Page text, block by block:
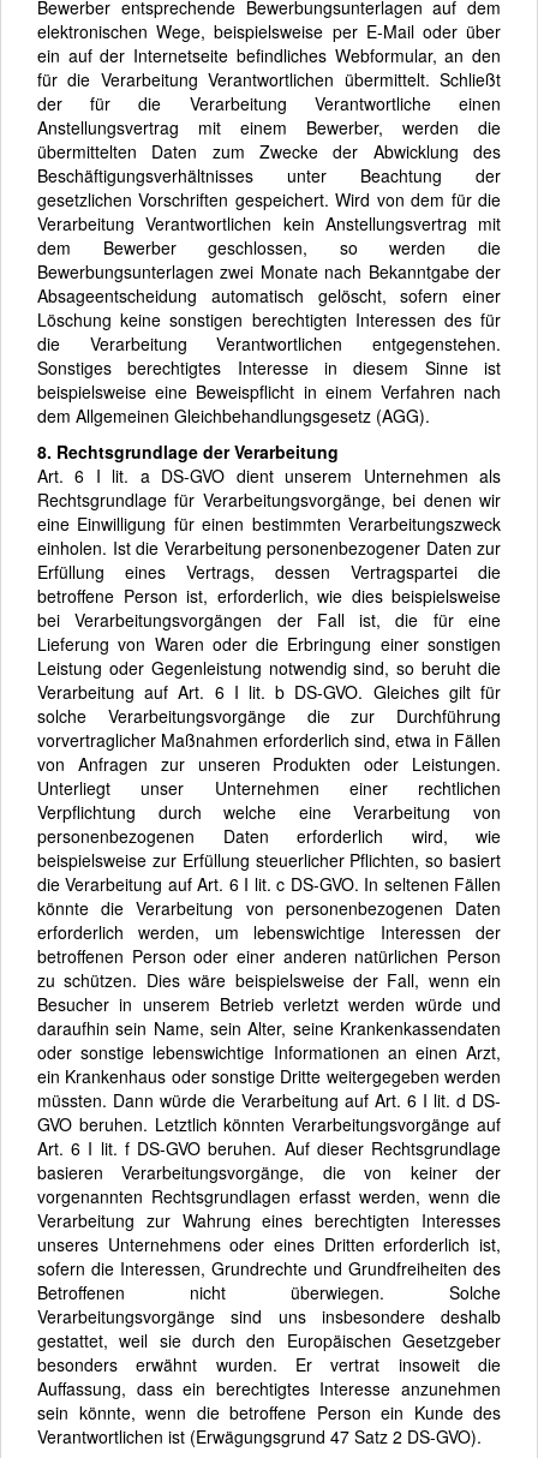
Bewerber entsprechende Bewerbungsunterlagen auf dem
elektronischen Wege, beispielsweise per E-Mail oder über
ein auf der Internetseite befindliches Webformular, an den
für die Verarbeitung Verantwortlichen übermittelt. Schließt
der für die Verarbeitung Verantwortliche einen
Anstellungsvertrag mit einem Bewerber, werden die
übermittelten Daten zum Zwecke der Abwicklung des
Beschäftigungsverhältnisses unter Beachtung der
gesetzlichen Vorschriften gespeichert. Wird von dem für die
Verarbeitung Verantwortlichen kein Anstellungsvertrag mit
dem Bewerber geschlossen, so werden die
Bewerbungsunterlagen zwei Monate nach Bekanntgabe der
Absageentscheidung automatisch gelöscht, sofern einer
Löschung keine sonstigen berechtigten Interessen des für
die Verarbeitung Verantwortlichen entgegenstehen.
Sonstiges berechtigtes Interesse in diesem Sinne ist
beispielsweise eine Beweispflicht in einem Verfahren nach
dem Allgemeinen Gleichbehandlungsgesetz (AGG).
8. Rechtsgrundlage der Verarbeitung
Art. 6 I lit. a DS-GVO dient unserem Unternehmen als
Rechtsgrundlage für Verarbeitungsvorgänge, bei denen wir
eine Einwilligung für einen bestimmten Verarbeitungszweck
einholen. Ist die Verarbeitung personenbezogener Daten zur
Erfüllung eines Vertrags, dessen Vertragspartei die
betroffene Person ist, erforderlich, wie dies beispielsweise
bei Verarbeitungsvorgängen der Fall ist, die für eine
Lieferung von Waren oder die Erbringung einer sonstigen
Leistung oder Gegenleistung notwendig sind, so beruht die
Verarbeitung auf Art. 6 I lit. b DS-GVO. Gleiches gilt für
solche Verarbeitungsvorgänge die zur Durchführung
vorvertraglicher Maßnahmen erforderlich sind, etwa in Fällen
von Anfragen zur unseren Produkten oder Leistungen.
Unterliegt unser Unternehmen einer rechtlichen
Verpflichtung durch welche eine Verarbeitung von
personenbezogenen Daten erforderlich wird, wie
beispielsweise zur Erfüllung steuerlicher Pflichten, so basiert
die Verarbeitung auf Art. 6 I lit. c DS-GVO. In seltenen Fällen
könnte die Verarbeitung von personenbezogenen Daten
erforderlich werden, um lebenswichtige Interessen der
betroffenen Person oder einer anderen natürlichen Person
zu schützen. Dies wäre beispielsweise der Fall, wenn ein
Besucher in unserem Betrieb verletzt werden würde und
daraufhin sein Name, sein Alter, seine Krankenkassendaten
oder sonstige lebenswichtige Informationen an einen Arzt,
ein Krankenhaus oder sonstige Dritte weitergegeben werden
müssten. Dann würde die Verarbeitung auf Art. 6 I lit. d DS-
GVO beruhen. Letztlich könnten Verarbeitungsvorgänge auf
Art. 6 I lit. f DS-GVO beruhen. Auf dieser Rechtsgrundlage
basieren Verarbeitungsvorgänge, die von keiner der
vorgenannten Rechtsgrundlagen erfasst werden, wenn die
Verarbeitung zur Wahrung eines berechtigten Interesses
unseres Unternehmens oder eines Dritten erforderlich ist,
sofern die Interessen, Grundrechte und Grundfreiheiten des
Betroffenen nicht überwiegen. Solche
Verarbeitungsvorgänge sind uns insbesondere deshalb
gestattet, weil sie durch den Europäischen Gesetzgeber
besonders erwähnt wurden. Er vertrat insoweit die
Auffassung, dass ein berechtigtes Interesse anzunehmen
sein könnte, wenn die betroffene Person ein Kunde des
Verantwortlichen ist (Erwägungsgrund 47 Satz 2 DS-GVO).